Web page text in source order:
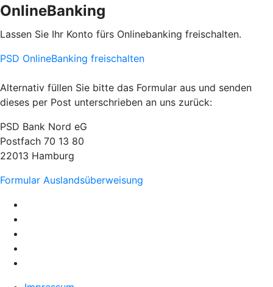
OnlineBanking
Lassen Sie Ihr Konto fürs Onlinebanking freischalten.
PSD OnlineBanking freischalten
Alternativ füllen Sie bitte das Formular aus und senden
dieses per Post unterschrieben an uns zurück:
PSD Bank Nord eG
Postfach 70 13 80
22013 Hamburg
Formular Auslandsüberweisung